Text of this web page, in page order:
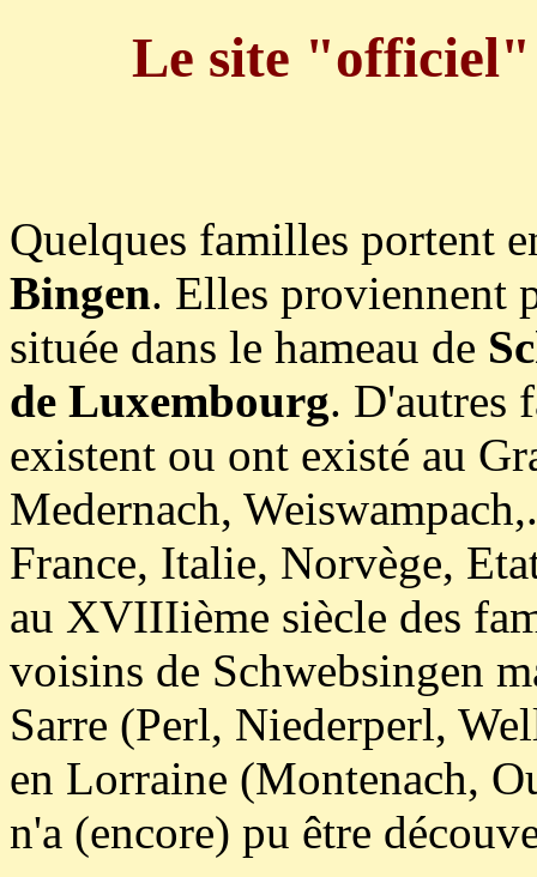
Le site
Quelques familles portent
Bingen. Elles proviennent
située dans le hameau de
de Luxembourg. D'autres
existent ou ont existé au
Medernach,
France, Italie, Norvège,
au XVIIIième siècle des
voisins de Schwebsingen
Sarre (Perl, Niederperl,
en Lorraine (Montenach,
n'a (encore) pu être